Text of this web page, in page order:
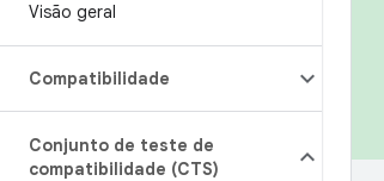
Visão geral
Compatibilidade
Conjunto de teste de
compatibilidade (CTS)